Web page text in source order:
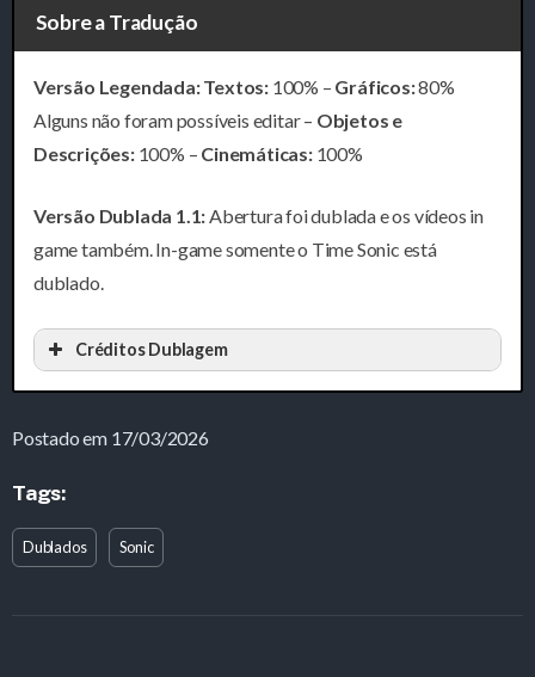
Sobre a Tradução
Versão Legendada: Textos: 100% – Gráficos:80%
Alguns não foram possíveis editar – Objetos e
Descrições:100% – Cinemáticas:100%
Versão Dublada 1.1:Abertura foi dublada e os vídeos in
game também. In-game somente o Time Sonic está
dublado.
Créditos Dublagem
Postado em 17/03/2026
Tags:
Dublados Sonic